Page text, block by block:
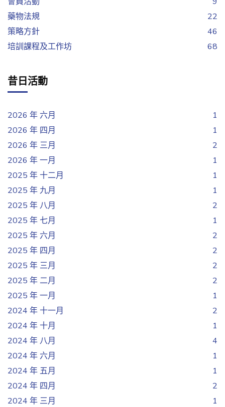
藥物法規
22
策略方針
46
培訓課程及工作坊
68
昔日活動
2026 年 六月
1
2026 年 四月
1
2026 年 三月
2
2026 年 一月
1
2025 年 十二月
1
2025 年 九月
1
2025 年 八月
2
2025 年 七月
1
2025 年 六月
2
2025 年 四月
2
2025 年 三月
2
2025 年 二月
2
2025 年 一月
1
2024 年 十一月
2
2024 年 十月
1
2024 年 八月
4
2024 年 六月
1
2024 年 五月
1
2024 年 四月
2
2024 年 三月
1